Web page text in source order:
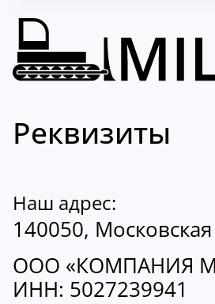
Реквизиты
Наш адрес:
140050,
ООО «КОМПАНИЯ
ИНН: 5027239941